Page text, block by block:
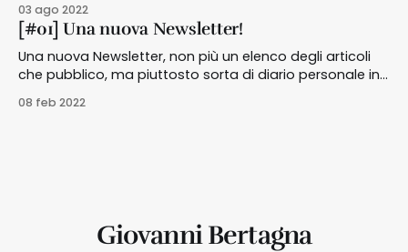
XD è stato tolto dal Piano Fotografia; Adobe Express e
la pianificazione; Lightroom Downloader, scarica il tuo
archivio sul cloud
03 ago 2022
[#01] Una nuova Newsletter!
Una nuova Newsletter, non più un elenco degli articoli
che pubblico, ma piuttosto sorta di diario personale in
periodo indicativo di circa un mese
08 feb 2022
Giovanni Bertagna